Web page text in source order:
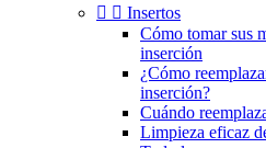
  Insertos
Cómo tomar sus
inserción
¿Cómo
inserción?
Cuándo
Limpieza eficaz